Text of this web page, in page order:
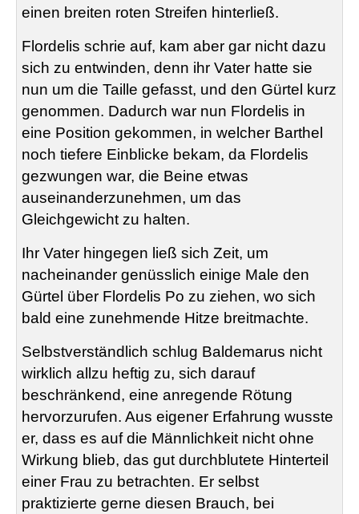
einen breiten roten Streifen hinterließ.
Flordelis schrie auf, kam aber gar nicht dazu
sich zu entwinden, denn ihr Vater hatte sie
nun um die Taille gefasst, und den Gürtel kurz
genommen. Dadurch war nun Flordelis in
eine Position gekommen, in welcher Barthel
noch tiefere Einblicke bekam, da Flordelis
gezwungen war, die Beine etwas
auseinanderzunehmen, um das
Gleichgewicht zu halten.
Ihr Vater hingegen ließ sich Zeit, um
nacheinander genüsslich einige Male den
Gürtel über Flordelis Po zu ziehen, wo sich
bald eine zunehmende Hitze breitmachte.
Selbstverständlich schlug Baldemarus nicht
wirklich allzu heftig zu, sich darauf
beschränkend, eine anregende Rötung
hervorzurufen. Aus eigener Erfahrung wusste
er, dass es auf die Männlichkeit nicht ohne
Wirkung blieb, das gut durchblutete Hinterteil
einer Frau zu betrachten. Er selbst
praktizierte gerne diesen Brauch, bei